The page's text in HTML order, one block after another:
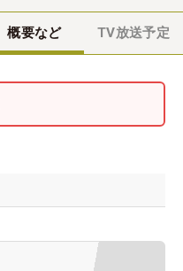
概要など TV放送予定